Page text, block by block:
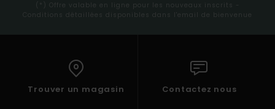
(*) Offre valable en ligne pour les nouveaux inscrits -
Conditions détaillées disponibles dans l'email de bienvenue
Trouver un magasin Contactez nous